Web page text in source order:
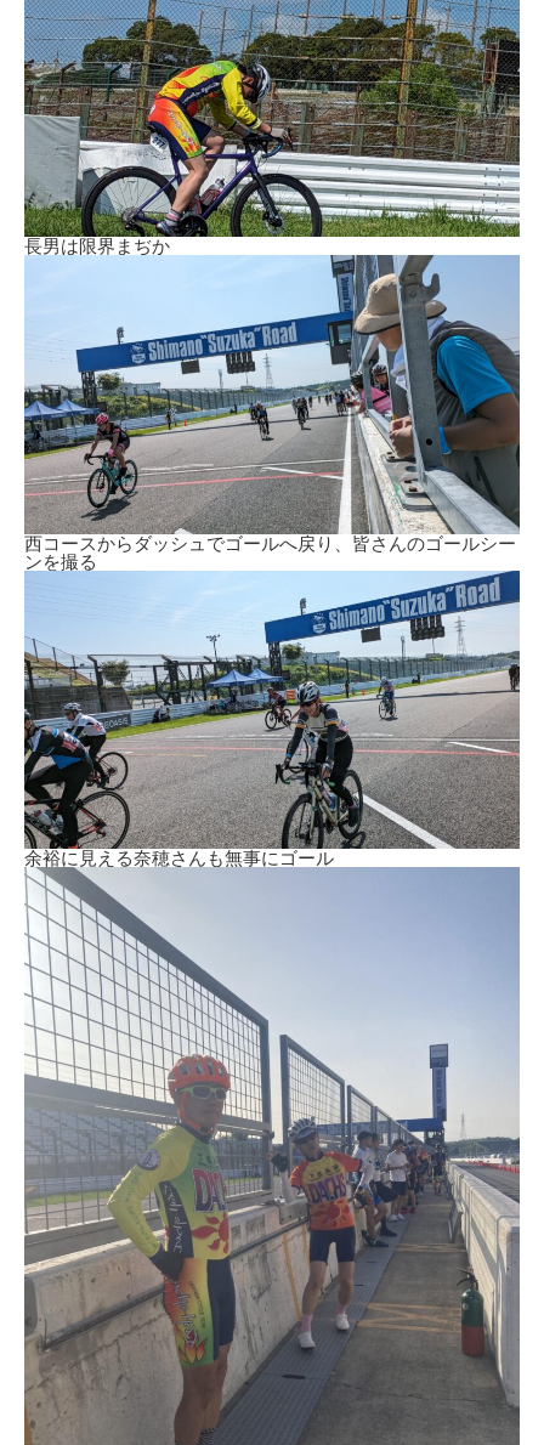
長男は限界まぢか
西コースからダッシュでゴールへ戻り、皆さんのゴールシー
ンを撮る
余裕に見える奈穂さんも無事にゴール